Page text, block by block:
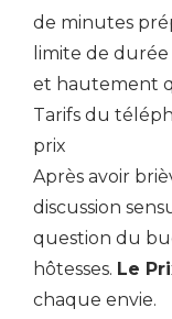
de minutes
limite de
et hautement
Tarifs du
prix
Après avoir
discussion
question du
hôtesses. Le
chaque envie.